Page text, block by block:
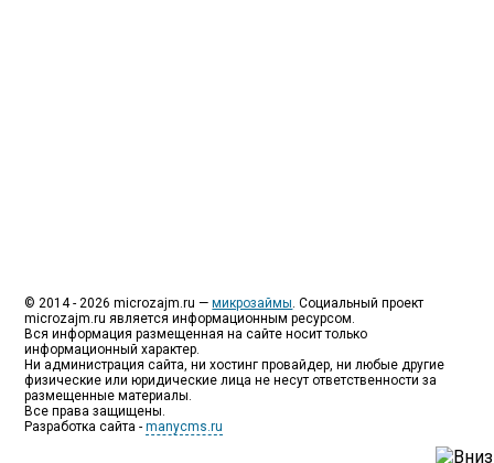
© 2014 - 2026 microzajm.ru —микрозаймы. Социальный проект
microzajm.ru является информационным ресурсом.
Вся информация размещенная на сайте носит только
информационный характер.
Ни администрация сайта, ни хостинг провайдер, ни любые другие
физические или юридические лица не несут ответственности за
размещенные материалы.
Все права защищены.
Разработка сайта -manycms.ru